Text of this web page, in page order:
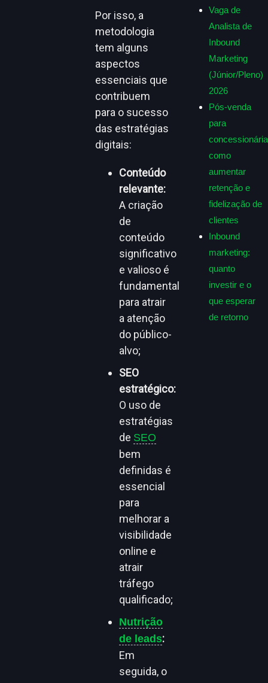
Por isso, a
metodologia
tem alguns
aspectos
essenciais que
contribuem
para o sucesso
das estratégias
digitais:
Conteúdo
relevante:
A criação
de
conteúdo
significativo
e valioso é
fundamental
para atrair
a atenção
do público-
alvo;
SEO
estratégico:
O uso de
estratégias
de SEO
bem
definidas é
essencial
para
melhorar a
visibilidade
online e
atrair
tráfego
qualificado;
Nutrição
de leads:
Em
seguida, o
Vaga de
Analista de
Inbound
Marketing
(Júnior/Pleno)
2026
Pós-venda
para
como
aumentar
retenção e
fidelização de
clientes
Inbound
marketing:
quanto
investir e o
que esperar
de retorno